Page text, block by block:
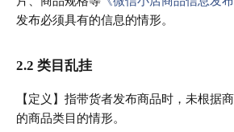
发布必须具有的信息的情形。
2.2 类目乱挂
【定义】指带货者发布商品时，未根据
的商品类目的情形。